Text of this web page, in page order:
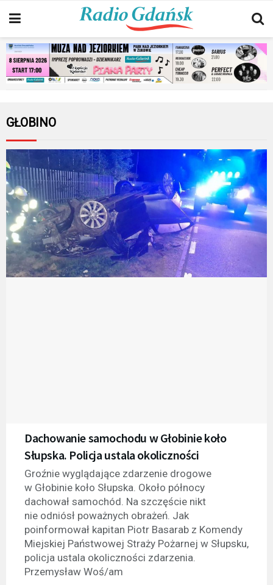
GŁOBINO
Dachowanie samochodu w Głobinie koło
Słupska. Policja ustala okoliczności
Groźnie wyglądające zdarzenie drogowe
w Głobinie koło Słupska. Około północy
dachował samochód. Na szczęście nikt
nie odniósł poważnych obrażeń. Jak
poinformował kapitan Piotr Basarab z Komendy
Miejskiej Państwowej Straży Pożarnej w Słupsku,
policja ustala okoliczności zdarzenia.
Przemysław Woś/am